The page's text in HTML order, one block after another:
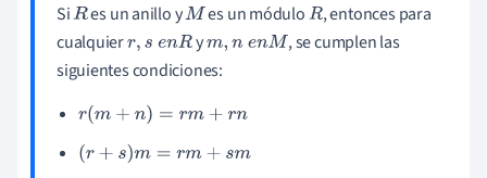
SiR es un anillo yM es un móduloR , entonces para
cualquierr,s e nR ym,nenM
, se cumplen las
siguientes condiciones:
r(m+ n)=rm +rn
(r+s)m=rm +sm